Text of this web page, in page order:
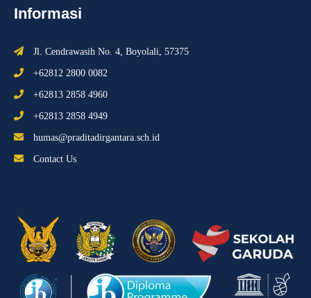
Informasi
Jl. Cendrawasih No. 4, Boyolali, 57375
+62812 2800 0082
+62813 2858 4960
+62813 2858 4949
humas@praditadirgantara.sch.id
Contact Us